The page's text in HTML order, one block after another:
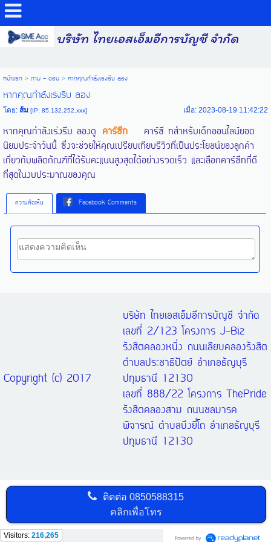
บริษัท ไทยเอสเอ็มอีการบัญชี จำกัด
หน้าแรก> ถาม - ตอบ> หากคุณกำลังเร่งรีบ ลอง
หากคุณกำลังเร่งรีบ ลอง
โดย:ส้ม [IP: 85.132.252.xxx] เมื่อ: 2023-08-19 11:42:22
หากคุณกำลังเร่งรีบ ลองดู คาร์ซีทคาร์ซี ทสำหรับเด็กออนไลน์ยอด
นิยมประจำวันนี้ ซึ่งจะช่วยให้คุณเปรียบเทียบรีวิวที่เป็นประโยชน์ของลูกค้า
เกี่ยวกับผลิตภัณฑ์ที่ได้รับคะแนนสูงสุดได้อย่างรวดเร็ว และเลือกคาร์ซีทที่ดี
ที่สุดในงบประมาณของคุณ
ความคิดเห็น Facebook Comments
Copyright (c) 2017
บริษัท ไทยเอสเอ็มอีการบัญชี จำกัด
เลขที่ 2/123 โครงการ J-Biz
รังสิตคลองหนึ่ง ถนนเลียบคลองรังสิต
ตำบลประชาธิปัตย์ อำเภอธัญบุรี
ปทุมธานี 12130
เลขที่ 888/22 โครงการ ThePride
รังสิตคลองสาม ถนนชลมารค
พิจารณ์ ตำบลบึงยี่โถ อำเภอธัญบุรี
ปทุมธานี 12130
ติดต่อ0850588315
คลิกเพื่อโทร
Visitors: 216,265